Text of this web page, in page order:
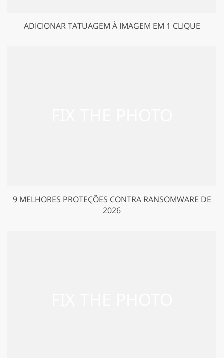
ADICIONAR TATUAGEM À IMAGEM EM 1 CLIQUE
9 MELHORES PROTEÇÕES CONTRA RANSOMWARE DE
2026